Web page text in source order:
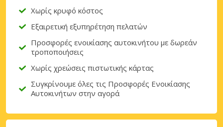
Χωρίς κρυφό κόστος
Εξαιρετική εξυπηρέτηση πελατών
Προσφορές ενοικίασης αυτοκινήτου με δωρεάν
τροποποιήσεις
Χωρίς χρεώσεις πιστωτικής κάρτας
Συγκρίνουμε όλες τις Προσφορές Ενοικίασης
Αυτοκινήτων στην αγορά